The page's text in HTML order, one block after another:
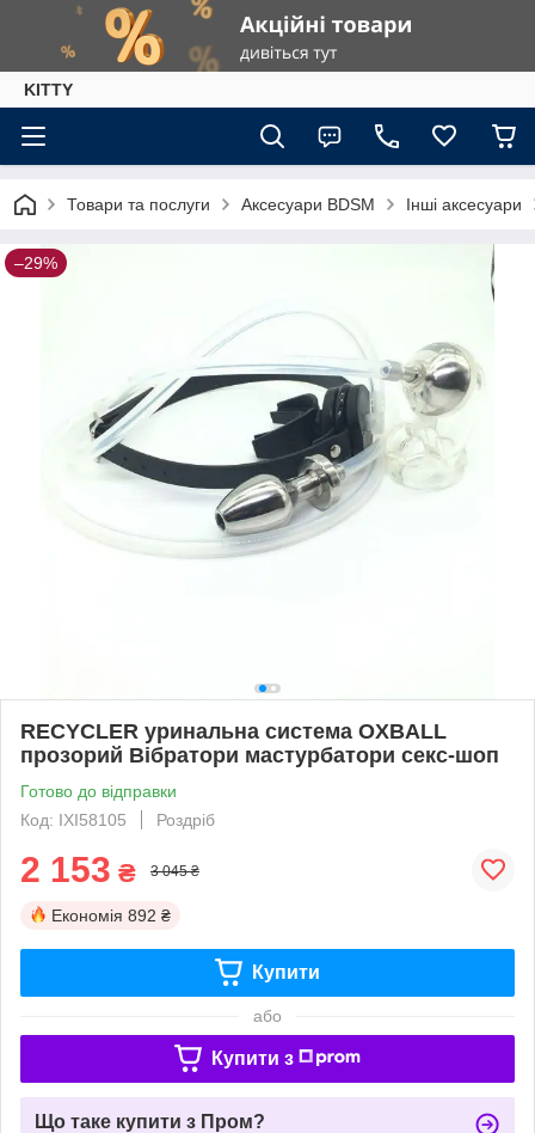
KITTY
Товари та послуги Аксесуари BDSM Інші аксесуари
–29%
RECYCLER уринальна система OXBALL
прозорий Вібратори мастурбатори секс-шоп
Готово до відправки
Код: IXI58105
Роздріб
2 153 ₴ 3 045 ₴
Економія 892 ₴
Купити
або
Купити з
Що таке купити з Пром?